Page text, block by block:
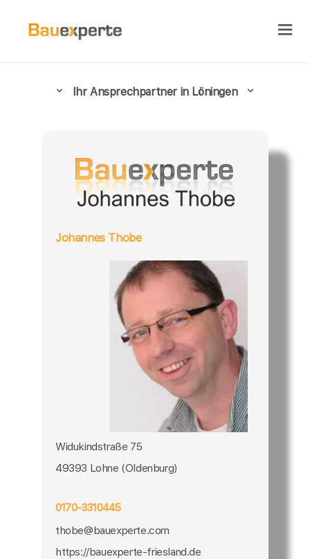
Ihr Ansprechpartner in Löningen
Johannes Thobe
Widukindstraße 75
49393 Lohne (Oldenburg)
0170-3310445
thobe@bauexperte.com
https://bauexperte-friesland.de